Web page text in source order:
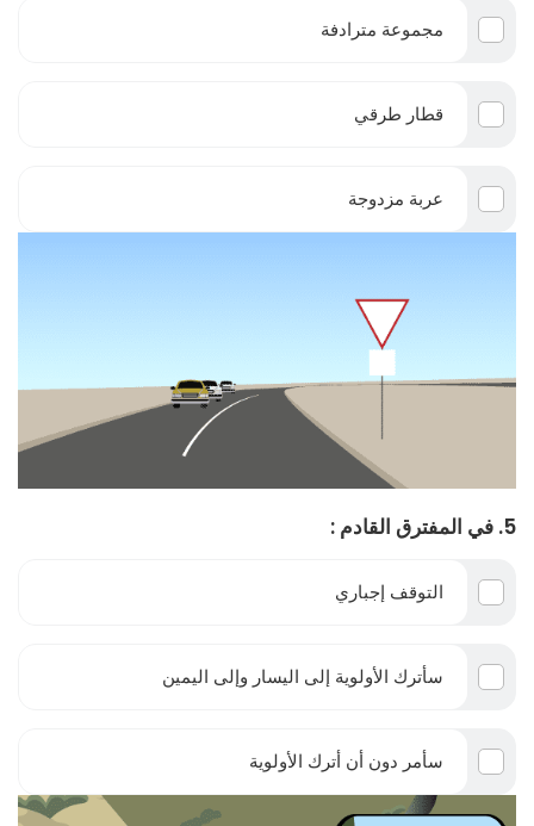
مجموعة مترادفة
قطار طرقي
عربة مزدوجة
5. في المفترق القادم :
التوقف إجباري
سأترك الأولوية إلى اليسار وإلى اليمين
سأمر دون أن أترك الأولوية